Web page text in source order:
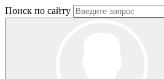
Поиск по сайту